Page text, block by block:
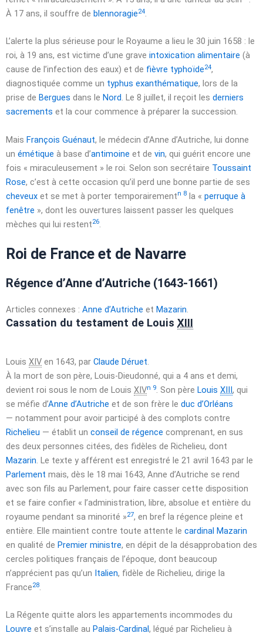
À 17 ans, il souffre de blennoragie24.
L’alerte la plus sérieuse pour le Royaume a lieu le 30 juin 1658 : le
roi, à 19 ans, est victime d’une grave intoxication alimentaire (à
cause de l’infection des eaux) et de fièvre typhoïde24,
diagnostiquée comme un typhus exanthématique, lors de la
prise de Bergues dans le Nord. Le 8 juillet, il reçoit les derniers
sacrements et la cour commence à préparer la succession.
Mais François Guénaut, le médecin d’Anne d’Autriche, lui donne
un émétique à base d’antimoine et de vin, qui guérit encore une
fois « miraculeusement » le roi. Selon son secrétaire Toussaint
Rose, c’est à cette occasion qu’il perd une bonne partie de ses
cheveux et se met à porter temporairementn 8 la « perruque à
fenêtre », dont les ouvertures laissent passer les quelques
mèches qui lui restent26.
Roi de France et de Navarre
Régence d’Anne d’Autriche (1643-1661)
Articles connexes : Anne d’Autriche et Mazarin.
Cassation du testament de Louis XIII
Louis XIV en 1643, par Claude Déruet.
À la mort de son père, Louis-Dieudonné, qui a 4 ans et demi,
devient roi sous le nom de Louis XIVn 9. Son père Louis XIII, qui
se méfie d’Anne d’Autriche et de son frère le duc d’Orléans
— notamment pour avoir participé à des complots contre
Richelieu — établit un conseil de régence comprenant, en sus
des deux personnes citées, des fidèles de Richelieu, dont
Mazarin. Le texte y afférent est enregistré le 21 avril 1643 par le
Parlement mais, dès le 18 mai 1643, Anne d’Autriche se rend
avec son fils au Parlement, pour faire casser cette disposition
et se faire confier « l’administration, libre, absolue et entière du
royaume pendant sa minorité »27, en bref la régence pleine et
entière. Elle maintient contre toute attente le cardinal Mazarin
en qualité de Premier ministre, en dépit de la désapprobation des
cercles politiques français de l’époque, dont beaucoup
n’apprécient pas qu’un Italien, fidèle de Richelieu, dirige la
France28.
La Régente quitte alors les appartements incommodes du
Louvre et s’installe au Palais-Cardinal, légué par Richelieu à